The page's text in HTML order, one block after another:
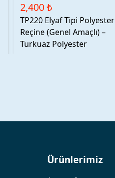
2,400 ₺
TP220 Elyaf Tipi Polyester
Reçine (Genel Amaçlı) –
Turkuaz Polyester
Ürünlerimiz